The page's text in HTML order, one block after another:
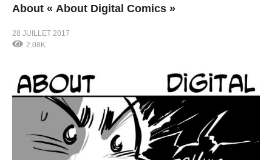
About « About Digital Comics »
28 JUILLET 2017
2.08K